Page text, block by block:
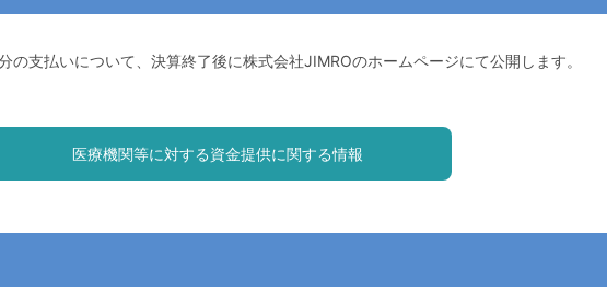
の支払いについて、決算終了後に株式会社JIMROのホームページにて公開します。
医療機関等に対する資金提供に関する情報